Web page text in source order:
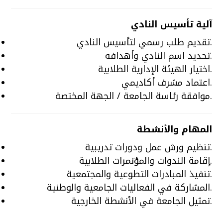
آلية تأسيس النادي
تقديم طلب رسمي لتأسيس النادي.
تحديد اسم النادي وأهدافه.
اختيار الهيئة الإدارية الطلابية.
اعتماد مشرف أكاديمي.
موافقة رئاسة الجامعة / الجهة المختصة.
المهام والأنشطة
تنظيم ورش عمل ودورات تدريبية.
إقامة الندوات والمؤتمرات الطلابية.
تنفيذ المبادرات التطوعية والمجتمعية.
المشاركة في الفعاليات الجامعية والوطنية.
تمثيل الجامعة في الأنشطة الخارجية.